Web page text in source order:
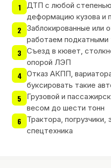
1
ДТП с любой
деформацию кузова и
2
Заблокированные или
работаем
3 Съезд в кювет,
опорой ЛЭП
4 Отказ АКПП,
буксировать такие
5
Грузовой и
весом до шести тонн
6
Трактора, погрузчики,
спецтехника